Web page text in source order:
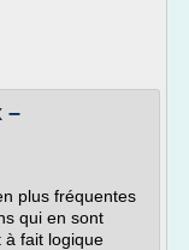
–
plus fréquentes
qui en sont
à fait logique